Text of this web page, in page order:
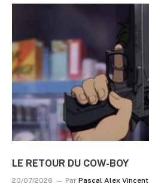
LE RETOUR DU COW-BOY
20/07/2026 Par Pascal Alex Vincent